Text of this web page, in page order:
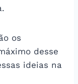
os
desse
ideias na